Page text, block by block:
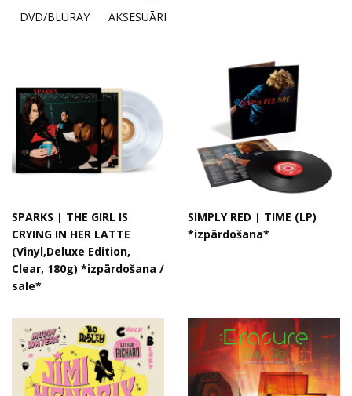
DVD/BLURAY
AKSESUĀRI
SPARKS | THE GIRL IS
CRYING IN HER LATTE
(Vinyl,Deluxe Edition,
Clear, 180g) *izpārdošana /
sale*
SIMPLY RED | TIME (LP)
*izpārdošana*